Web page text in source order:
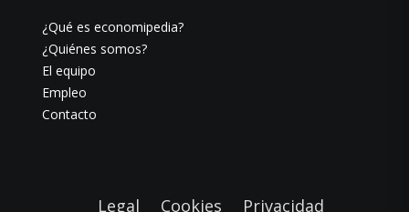
¿Qué es economipedia?
¿Quiénes somos?
El equipo
Empleo
Contacto
Legal Cookies Privacidad